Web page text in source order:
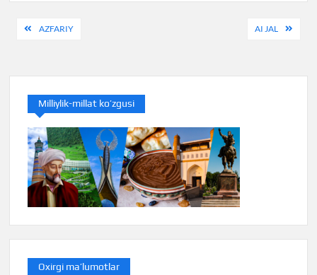
PostAZFARIY AI JAL
Milliylik-millat ko’zgusi
Oxirgi ma’lumotlar